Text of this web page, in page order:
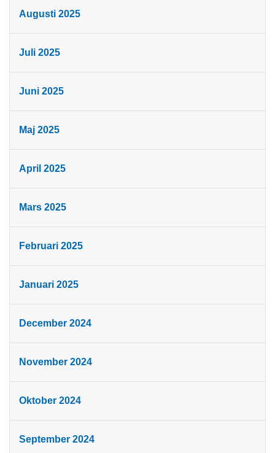
Augusti 2025
Juli 2025
Juni 2025
Maj 2025
April 2025
Mars 2025
Februari 2025
Januari 2025
December 2024
November 2024
Oktober 2024
September 2024